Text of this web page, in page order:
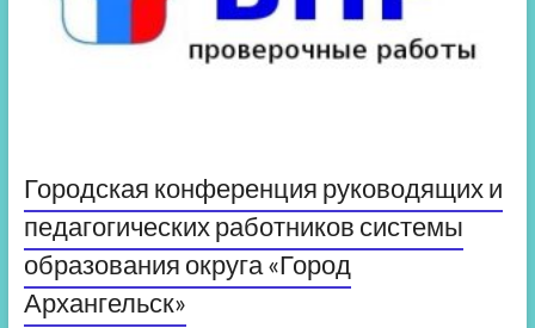
Городская конференция руководящих и
педагогических работников системы
образования округа «Город
Архангельск»